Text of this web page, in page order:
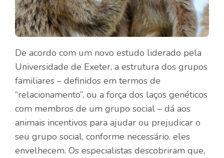
De acordo com um novo estudo liderado pela
Universidade de Exeter, a estrutura dos grupos
familiares – definidos em termos de
“relacionamento”, ou a força dos laços genéticos
com membros de um grupo social – dá aos
animais incentivos para ajudar ou prejudicar o
seu grupo social, conforme necessário. eles
envelhecem. Os especialistas descobriram que,